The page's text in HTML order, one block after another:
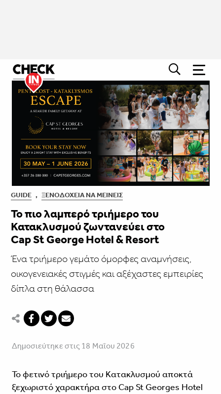
GUIDE , ΞΕΝΟΔΟΧΕΊΑ ΝΑ ΜΕΊΝΕΙΣ
Το πιο λαμπερό τριήμερο του
Κατακλυσμού ζωντανεύει στο
Cap St George Hotel & Resort
Ένα τριήμερο γεμάτο όμορφες αναμνήσεις,
οικογενειακές στιγμές και αξέχαστες εμπειρίες
δίπλα στη θάλασσα
Δημοσιεύτηκε στις 18 Μαΐου 2026
Το φετινό τριήμερο του Κατακλυσμού αποκτά
ξεχωριστό χαρακτήρα στο Cap St Georges Hotel